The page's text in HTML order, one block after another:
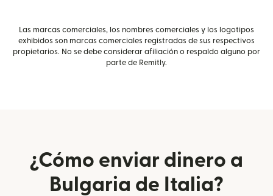
Las marcas comerciales, los nombres comerciales y los logotipos
exhibidos son marcas comerciales registradas de sus respectivos
propietarios. No se debe considerar afiliación o respaldo alguno por
parte de Remitly.
¿Cómo enviar dinero a
Bulgaria de Italia?